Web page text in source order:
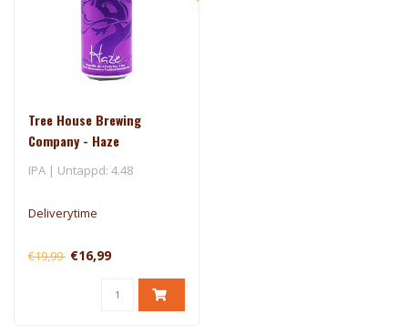
Tree House Brewing
Company - Haze
IPA | Untappd: 4.48
Deliverytime
€19,99 €16,99